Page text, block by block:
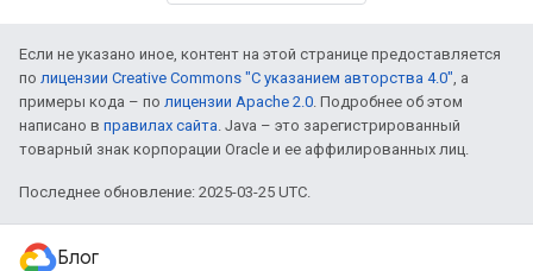
Если не указано иное, контент на этой странице предоставляется
по лицензии Creative Commons "С указанием авторства 4.0", а
примеры кода – по лицензии Apache 2.0. Подробнее об этом
написано в правилах сайта. Java – это зарегистрированный
товарный знак корпорации Oracle и ее аффилированных лиц.
Последнее обновление: 2025-03-25 UTC.
Блог